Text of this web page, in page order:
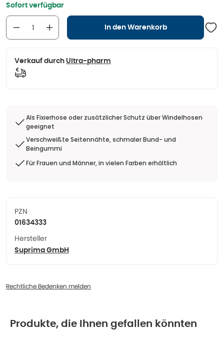
Sofort verfügbar
In den Warenkorb
Verkauf durch Ultra-pharm
Als Fixierhose oder zusätzlicher Schutz über Windelhosen
geeignet
Verschweißte Seitennähte, schmaler Bund- und
Beingummi
Für Frauen und Männer, in vielen Farben erhältlich
PZN
01634333
Hersteller
Suprima GmbH
Rechtliche Bedenken melden
Produkte, die Ihnen gefallen könnten